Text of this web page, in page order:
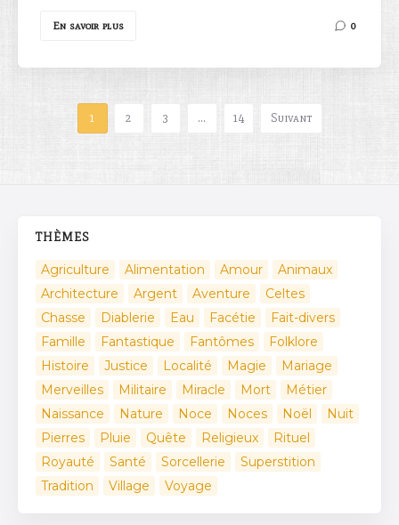
En savoir plus 0
1 2 3 … 14 Suivant
THÈMES
Agriculture Alimentation Amour
Animaux
Architecture
Argent Aventure
Celtes
Chasse
Diablerie Eau Facétie
Fait-divers
Famille
Fantastique Fantômes
Folklore
Histoire
Justice Localité Magie
Mariage
Merveilles
Militaire Miracle Mort
Métier
Naissance
Nature Noce Noces Noël
Nuit
Pierres
Pluie Quête Religieux
Rituel
Royauté
Santé Sorcellerie
Superstition
Tradition
Village Voyage